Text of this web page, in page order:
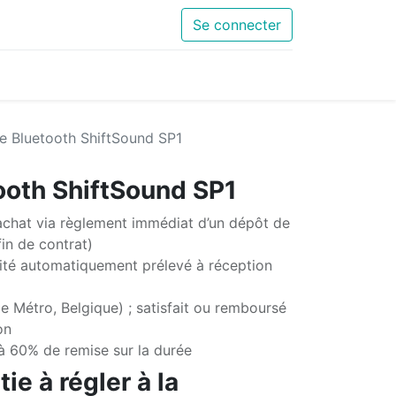
Se connecter
Bluetooth ShiftSound SP1
ShiftSound SP1
via règlement immédiat d’un dépôt de
de contrat)
automatiquement prélevé à réception
Métro, Belgique) ; satisfait ou remboursé
de remise sur la durée
à régler à la